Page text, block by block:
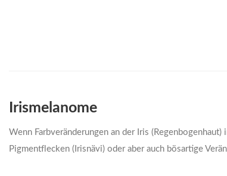
Irismelanome
Wenn Farbveränderungen an der Iris
Pigmentflecken (Irisnävi) oder aber auch bösartige